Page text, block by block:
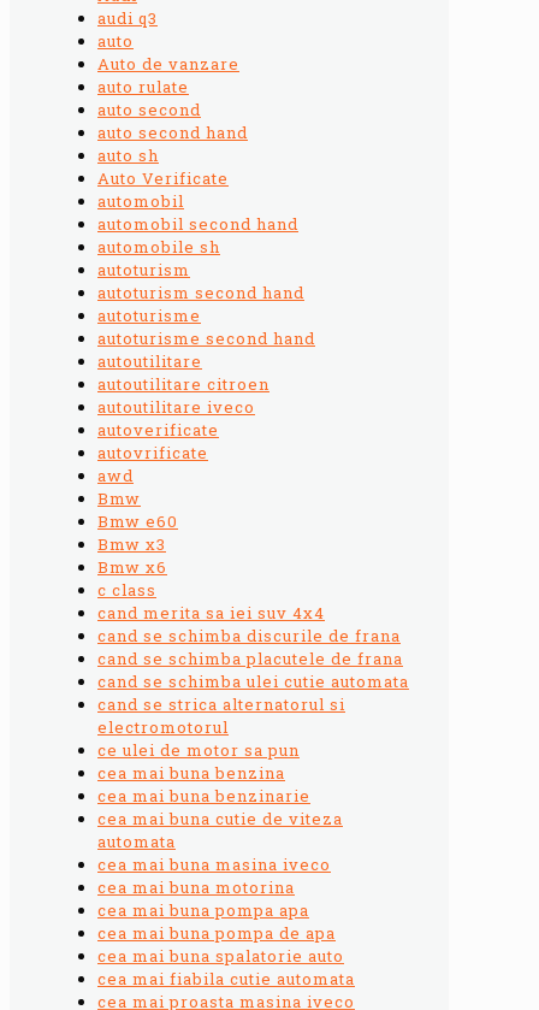
audi q3
auto
Auto de vanzare
auto rulate
auto second
auto second hand
auto sh
Auto Verificate
automobil
automobil second hand
automobile sh
autoturism
autoturism second hand
autoturisme
autoturisme second hand
autoutilitare
autoutilitare citroen
autoutilitare iveco
autoverificate
autovrificate
awd
Bmw
Bmw e60
Bmw x3
Bmw x6
c class
cand merita sa iei suv 4x4
cand se schimba discurile de frana
cand se schimba placutele de frana
cand se schimba ulei cutie automata
cand se strica alternatorul si
electromotorul
ce ulei de motor sa pun
cea mai buna benzina
cea mai buna benzinarie
cea mai buna cutie de viteza
automata
cea mai buna masina iveco
cea mai buna motorina
cea mai buna pompa apa
cea mai buna pompa de apa
cea mai buna spalatorie auto
cea mai fiabila cutie automata
cea mai proasta masina iveco